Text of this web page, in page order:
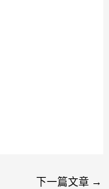
下一篇文章 →